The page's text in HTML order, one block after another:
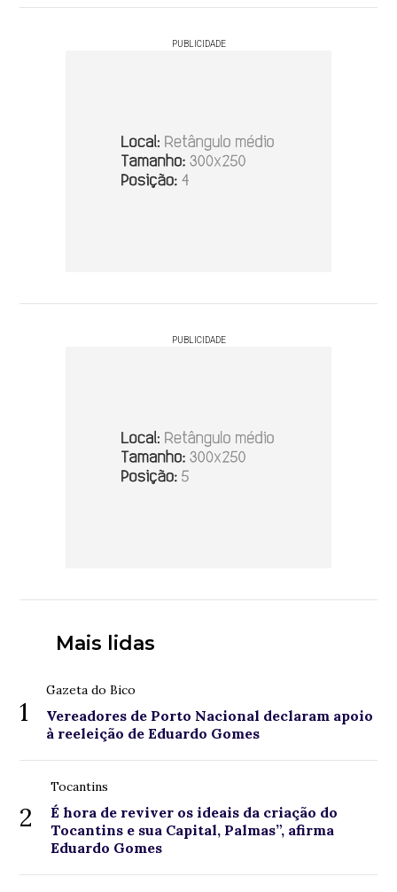
PUBLICIDADE
PUBLICIDADE
Mais lidas
1
Gazeta do Bico
Vereadores de Porto Nacional declaram apoio
à reeleição de Eduardo Gomes
2
Tocantins
É hora de reviver os ideais da criação do
Tocantins e sua Capital, Palmas”, afirma
Eduardo Gomes